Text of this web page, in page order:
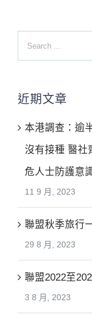
Search
for:
近期文章
本港調查：逾
沒有接種 醫社
危人士防護意
11 9 月, 2023
聯盟秋季旅行
29 8 月, 2023
聯盟2022至
3 8 月, 2023